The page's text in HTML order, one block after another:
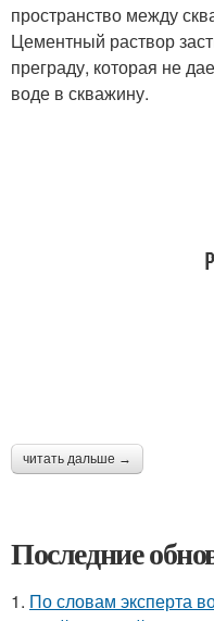
пространство между
Цементный раствор
преграду, которая не
воде в скважину.
читать дальше →
Последние
1. По словам эксперта